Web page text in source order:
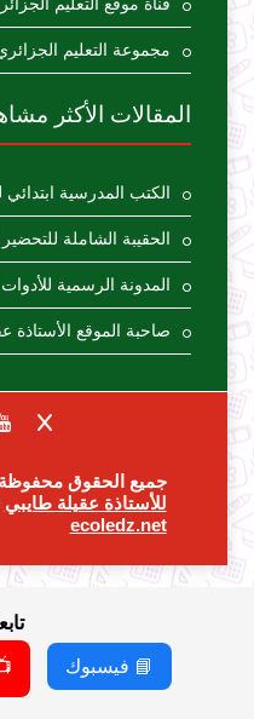
قناة موقع التعليم
مجموعة التعليم
المقالات الأكثر
الكتب المدرسية ابتدائي
الحقيبة الشاملة للتحضير
المدونة الرسمية
صاحبة الموقع الأستاذة
جميع الحقوق محفوظة
للأستاذة عقيلة طايبي
ecoledz.net
📘 فيسبوك